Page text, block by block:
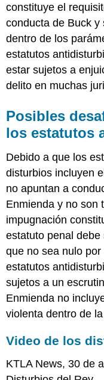
constituye el
conducta de Buck
dentro de los
estatutos
estar sujetos a
delito en muchas
Posibles
los estatutos
Debido a que los
disturbios incluyen
no apuntan a
Enmienda y no son
impugnación
estatuto penal
que no sea nulo
estatutos
sujetos a un
Enmienda no
violenta dentro de
Video de los
KTLA News, 30 de